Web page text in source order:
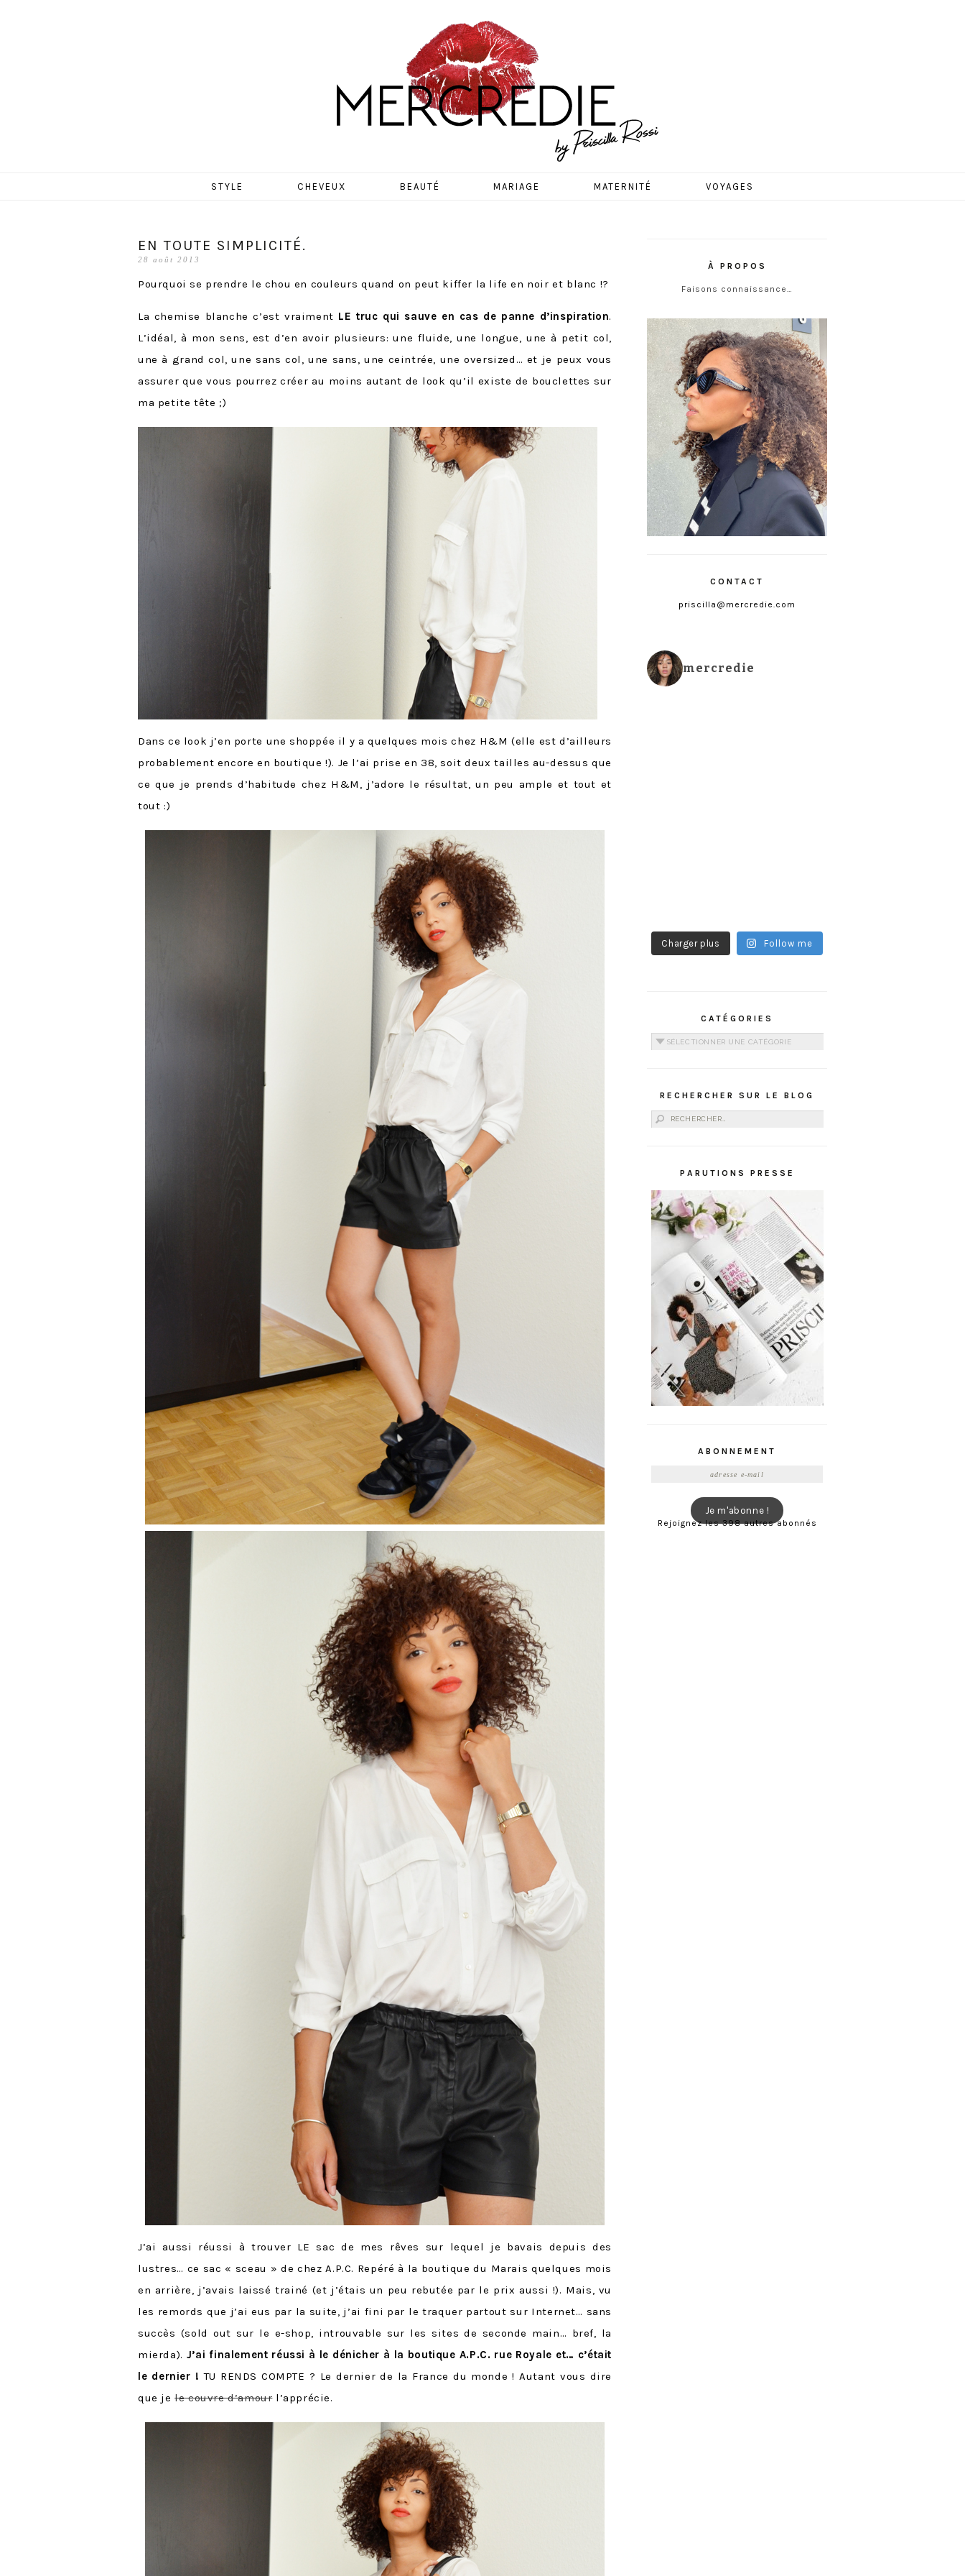
MERCREDIE
STYLE CHEVEUX BEAUTÉ MARIAGE MATERNITÉ VOYAGES
EN TOUTE SIMPLICITÉ.
28 août 2013
Pourquoi se prendre le chou en couleurs quand on peut kiffer la life en noir et blanc !?
La chemise blanche c’est vraiment LE truc qui sauve en cas de panne d’inspiration.
L’idéal, à mon sens, est d’en avoir plusieurs: une fluide, une longue, une à petit col,
une à grand col, une sans col, une sans, une ceintrée, une oversized… et je peux vous
assurer que vous pourrez créer au moins autant de look qu’il existe de bouclettes sur
ma petite tête ;)
Dans ce look j’en porte une shoppée il y a quelques mois chez H&M (elle est d’ailleurs
probablement encore en boutique !). Je l’ai prise en 38, soit deux tailles au-dessus que
ce que je prends d’habitude chez H&M, j’adore le résultat, un peu ample et tout et
tout :)
J’ai aussi réussi à trouver LE sac de mes rêves sur lequel je bavais depuis des
lustres… ce sac « sceau » de chez A.P.C. Repéré à la boutique du Marais quelques mois
en arrière, j’avais laissé trainé (et j’étais un peu rebutée par le prix aussi !). Mais, vu
les remords que j’ai eus par la suite, j’ai fini par le traquer partout sur Internet… sans
succès (sold out sur le e-shop, introuvable sur les sites de seconde main… bref, la
mierda). J’ai finalement réussi à le dénicher à la boutique A.P.C. rue Royale et… c’était
le dernier ! TU RENDS COMPTE ? Le dernier de la France du monde ! Autant vous dire
que jele couvre d’amourl’apprécie.
À PROPOS
Faisons connaissance…
CONTACT
priscilla@mercredie.com
mercredie
Charger plus Follow me
CATÉGORIES
Catégories
RECHERCHER SUR LE BLOG
Rechercher :
PARUTIONS PRESSE
ABONNEMENT
Je m'abonne !
Rejoignez les 398 autres abonnés